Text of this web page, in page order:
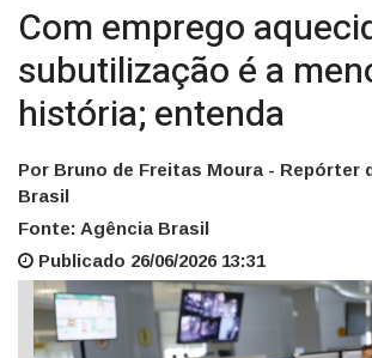
Com emprego
subutilização é a
história; entenda
Por Bruno de Freitas Moura - Repórter
Brasil
Fonte: Agência Brasil
Publicado 26/06/2026 13:31